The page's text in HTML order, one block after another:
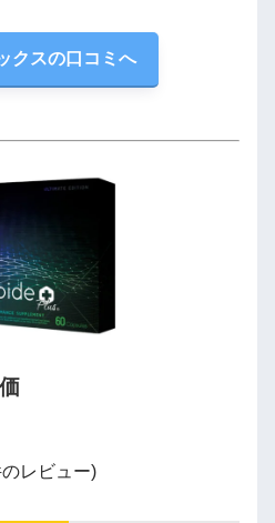
クスの口コミへ
レビュー)